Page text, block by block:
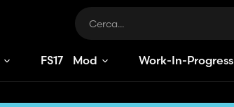
FS17 Mod Work-In-Progress